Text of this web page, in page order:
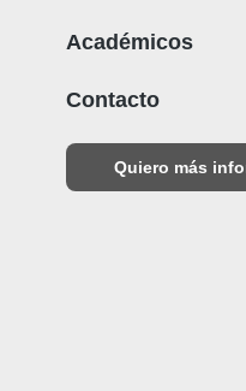
Académicos
Contacto
Quiero más